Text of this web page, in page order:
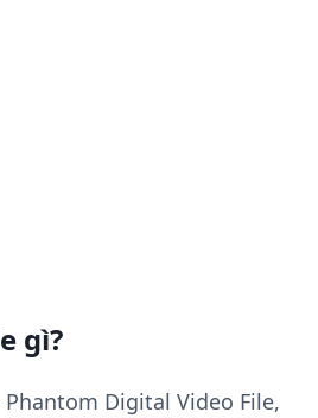
gì?
Phantom Digital Video File,